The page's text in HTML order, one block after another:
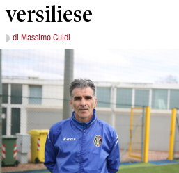
versiliese
di Massimo Guidi